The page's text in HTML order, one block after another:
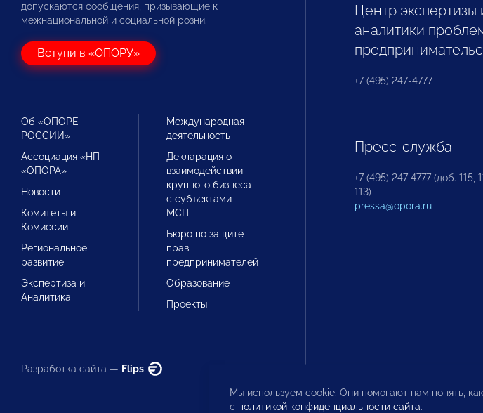
допускаются сообщения, призывающие к
межнациональной и социальной розни.
Вступи в «ОПОРУ»
Об «ОПОРЕ
РОССИИ»
Ассоциация «НП
«ОПОРА»
Новости
Комитеты и
Комиссии
Региональное
развитие
Экспертиза и
Аналитика
Международная
деятельность
Декларация о
взаимодействии
крупного бизнеса
с субъектами
МСП
Бюро по защите
прав
предпринимателей
Образование
Проекты
Разработка сайта — Flips
Центр экспертизы
аналитики
+7 (495) 247-4777
Пресс-служба
+7 (495) 247 4777 (доб. 115,
113)
pressa@opora.ru
Мы используем cookie. Они помогают нам понять,
с политикой конфиденциальности сайта.